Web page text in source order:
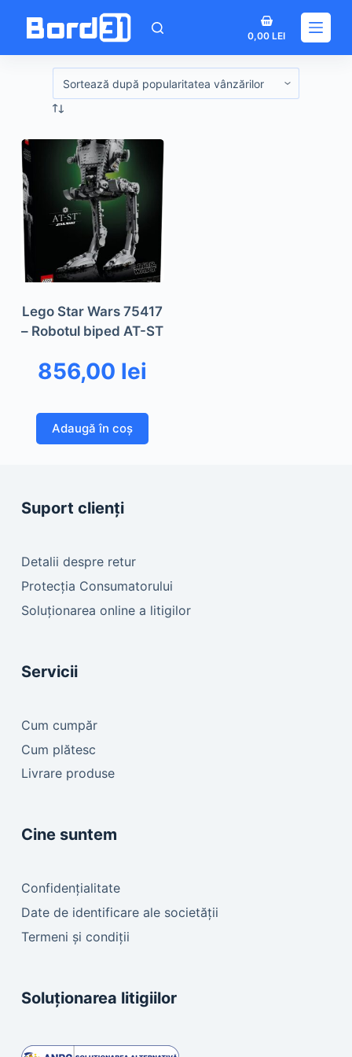
Coș
de
cumpărături
0,00LEI
Lego Star Wars 75417
– Robotul biped AT-ST
856,00 lei
Adaugă în coș
Suport clienți
Detalii despre retur
Protecția Consumatorului
Soluționarea online a litigilor
Servicii
Cum cumpăr
Cum plătesc
Livrare produse
Cine suntem
Confidențialitate
Date de identificare ale societății
Termeni și condiții
Soluționarea litigiilor